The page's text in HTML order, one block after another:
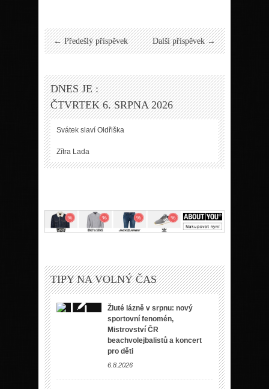
← Předešlý příspěvek Další příspěvek →
DNES JE :
ČTVRTEK 6. SRPNA 2026
Svátek slaví Oldřiška
Zítra Lada
TIPY NA VOLNÝ ČAS
Žluté lázně v srpnu: nový
sportovní fenomén,
Mistrovství ČR
beachvolejbalistů a koncert
pro děti
6.8.2026